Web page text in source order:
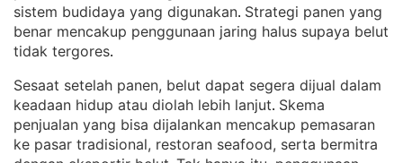
sistem budidaya yang digunakan. Strategi panen yang
benar mencakup penggunaan jaring halus supaya belut
tidak tergores.
Sesaat setelah panen, belut dapat segera dijual dalam
keadaan hidup atau diolah lebih lanjut. Skema
penjualan yang bisa dijalankan mencakup pemasaran
ke pasar tradisional, restoran seafood, serta bermitra